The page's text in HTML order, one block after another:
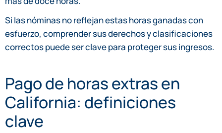
Si las nóminas no reflejan estas horas ganadas con
esfuerzo, comprender sus derechos y clasificaciones
correctos puede ser clave para proteger sus ingresos.
Pago de horas extras en
California: definiciones
clave